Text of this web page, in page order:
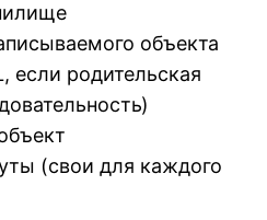
объекта
если родительская
(свои для каждого